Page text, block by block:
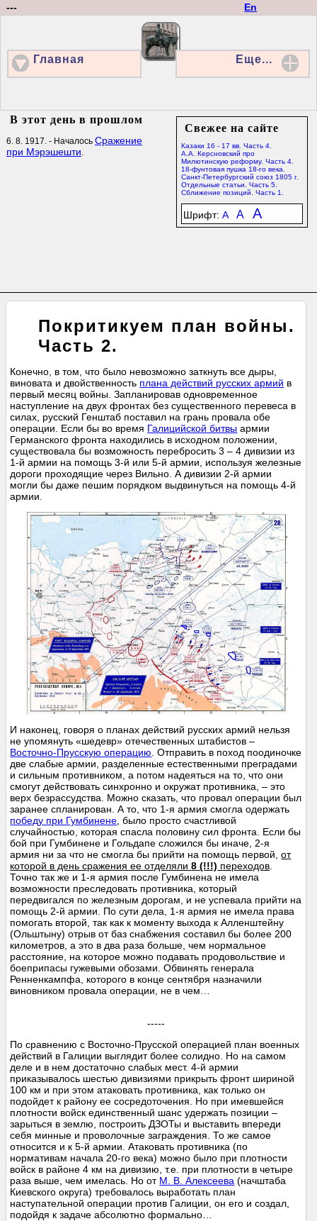
En
---
Главная Еще...
Свежее на сайте
Казаки 16 - 17 вв. Часть 4.
А.А. Керсновский про
Милютинскую реформу. Часть 4.
18-фунтовая пушка 18-го века.
Санкт-Петербургский союз 1805 г.
Отдельные статьи. Часть 5.
Сближение позиций. Часть 1.
Шрифт: A A A
В этот день в прошлом
6. 8. 1917. - Началось Сражение
при Мэрэшешти.
Покритикуем план войны.
Часть 2.
Конечно, в том, что было невозможно заткнуть все дыры,
виновата и двойственность плана действий русских армий в
первый месяц войны. Запланировав одновременное
наступление на двух фронтах без существенного перевеса в
силах, русский Генштаб поставил на грань провала обе
операции. Если бы во время Галицийской битвы армии
Германского фронта находились в исходном положении,
существовала бы возможность перебросить 3 – 4 дивизии из
1-й армии на помощь 3-й или 5-й армии, используя железные
дороги проходящие через Вильно. А дивизии 2-й армии
могли бы даже пешим порядком выдвинуться на помощь 4-й
армии.
И наконец, говоря о планах действий русских армий нельзя
не упомянуть «шедевр» отечественных штабистов –
Восточно-Прусскую операцию . Отправить в поход поодиночке
две слабые армии, разделенные естественными преградами
и сильным противником, а потом надеяться на то, что они
смогут действовать синхронно и окружат противника, – это
верх безрассудства. Можно сказать, что провал операции был
заранее спланирован. А то, что 1-я армия смогла одержать
победу при Гумбинене , было просто счастливой
случайностью, которая спасла половину сил фронта. Если бы
бой при Гумбинене и Гольдапе сложился бы иначе, 2-я
армия ни за что не смогла бы прийти на помощь первой,от
которой в день сражения ее отделяли8 (!!!) переходов
Точно так же и 1-я армия после Гумбинена не имела
возможности преследовать противника, который
передвигался по железным дорогам, и не успевала прийти на
помощь 2-й армии. По сути дела, 1-я армия не имела права
помогать второй, так как к моменту выхода к Алленштейну
(Ольштыну) отрыв от баз снабжения составил бы более 200
километров, а это в два раза больше, чем нормальное
расстояние, на которое можно подавать продовольствие и
боеприпасы гужевыми обозами. Обвинять генерала
Ренненкампфа, которого в конце сентября назначили
виновником провала операции, не в чем…
-----
По сравнению с Восточно-Прусской операцией план военных
действий в Галиции выглядит более солидно. Но на самом
деле и в нем достаточно слабых мест. 4-й армии
приказывалось шестью дивизиями прикрыть фронт шириной
100 км и при этом атаковать противника, как только он
подойдет к району ее сосредоточения. Но при имевшейся
плотности войск единственный шанс удержать позиции –
зарыться в землю, построить ДЗОТы и выставить впереди
себя минные и проволочные заграждения. То же самое
относится и к 5-й армии. Атаковать противника (по
нормативам начала 20-го века) можно было при плотности
войск в районе 4 км на дивизию, т.е. при плотности в четыре
раза выше, чем имелась. Но от М. В. Алексеева (начштаба
Киевского округа) требовалось выработать план
наступательной операции против Галиции, он его и создал,
подойдя к задаче абсолютно формально…